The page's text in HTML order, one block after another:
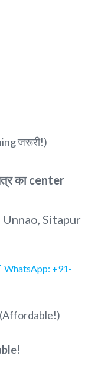
जरूरी!)
का center
Unnao, Sitapur
WhatsApp: +91-